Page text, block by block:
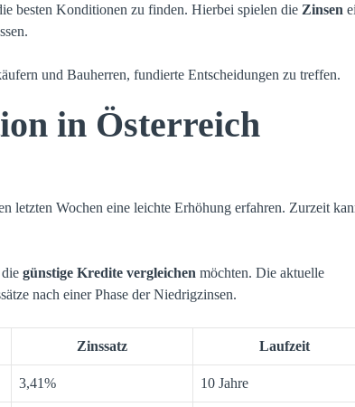
besten Konditionen zu finden. Hierbei spielen die Zinsen
und Bauherren, fundierte Entscheidungen zu treffen.
in Österreich
letzten Wochen eine leichte Erhöhung erfahren. Zurzeit
günstige Kredite vergleichen möchten. Die aktuelle
nach einer Phase der Niedrigzinsen.
Zinssatz Laufzeit
3,41% 10 Jahre